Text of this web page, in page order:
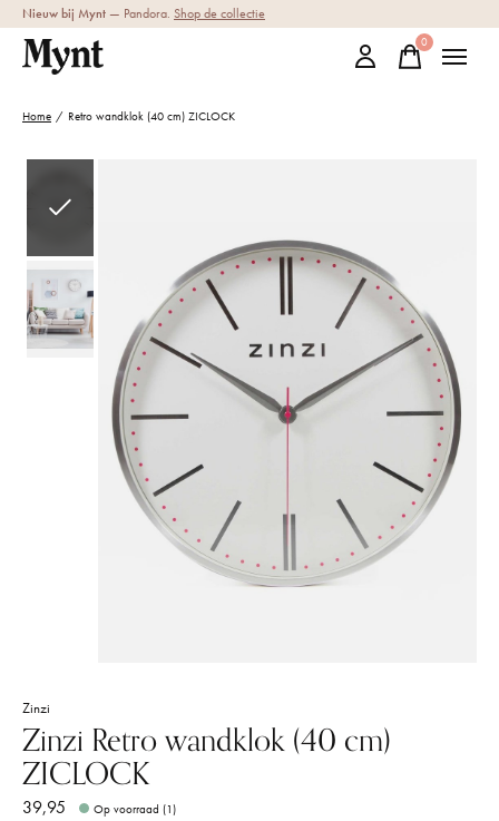
Nieuw bij Mynt — Pandora. Shop de collectie
0items
Home / Retro wandklok (40 cm) ZICLOCK
Zinzi
Zinzi Retro wandklok (40 cm)
ZICLOCK
39,95 Op voorraad (1)